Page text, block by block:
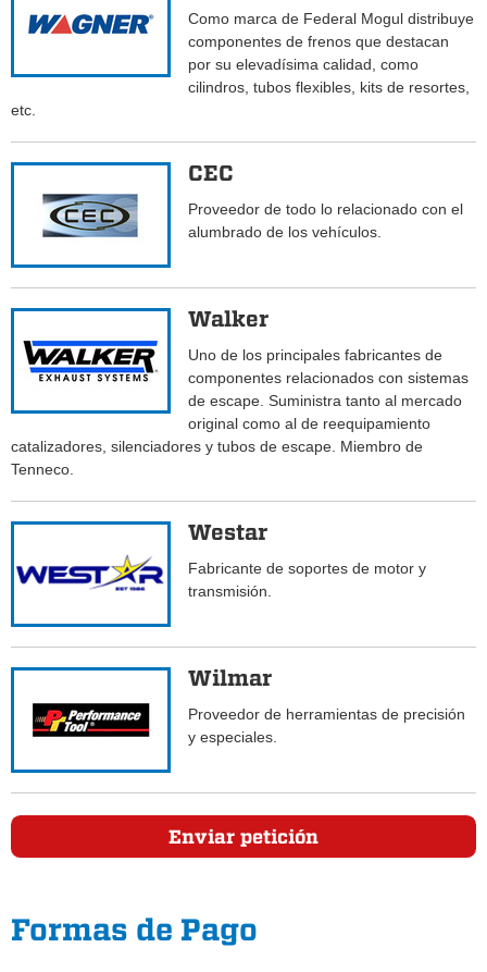
Como marca de Federal Mogul distribuye
componentes de frenos que destacan
por su elevadísima calidad, como
cilindros, tubos flexibles, kits de resortes,
etc.
CEC
Proveedor de todo lo relacionado con el
alumbrado de los vehículos.
Walker
Uno de los principales fabricantes de
componentes relacionados con sistemas
de escape. Suministra tanto al mercado
original como al de reequipamiento
catalizadores, silenciadores y tubos de escape. Miembro de
Tenneco.
Westar
Fabricante de soportes de motor y
transmisión.
Wilmar
Proveedor de herramientas de precisión
y especiales.
Enviar petición
Formas de Pago